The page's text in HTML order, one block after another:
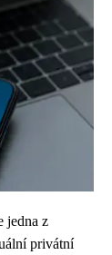
jedna z
privátní